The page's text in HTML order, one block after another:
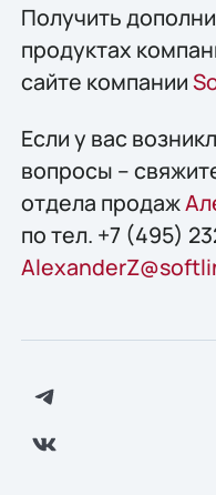
Получить
продуктах
сайте компании
Если у вас
вопросы –
отдела продаж
по тел. +7 (495)